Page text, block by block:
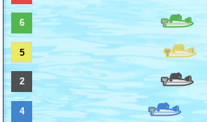
6
5
2
4